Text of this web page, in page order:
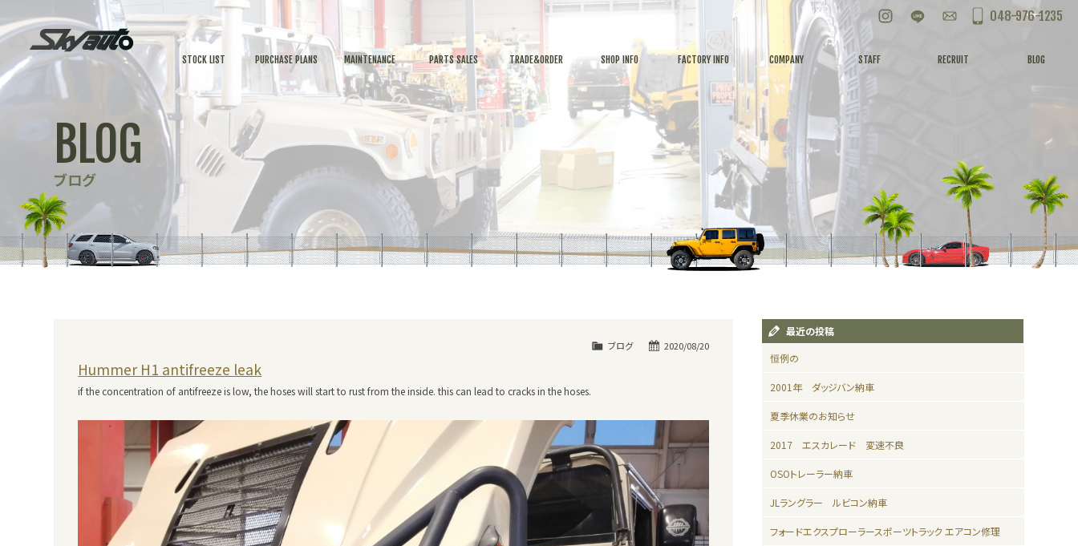
お問い合わせ
048-976-1235
STOCK LIST PURCHASE PLANS MAINTENANCE PARTS SALES TRADE&ORDER SHOP INFO FACTORY INFO COMPANY STAFF RECRUIT BLOG
BLOG
ブログ
2020/08/20
ブログ
Hummer H1 antifreeze leak
if the concentration of antifreeze is low, the hoses will start to rust from the inside. this can lead to cracks in the hoses.
最近の投稿
恒例の
2001年 ダッジバン納車
夏季休業のお知らせ
2017 エスカレード 変速不良
OSOトレーラー納車
JLラングラー ルビコン納車
フォードエクスプローラースポーツトラック エアコン修理